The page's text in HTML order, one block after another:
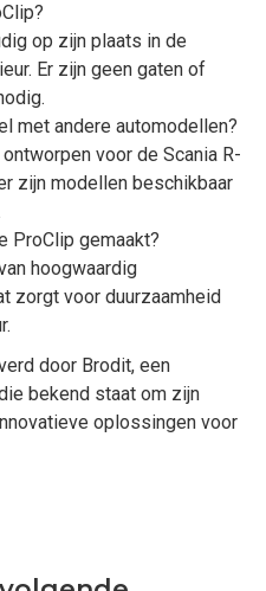
op zijn plaats in de
Er zijn geen gaten of
met andere automodellen?
voor de Scania R-
zijn modellen beschikbaar
ProClip gemaakt?
hoogwaardig
zorgt voor duurzaamheid
door Brodit, een
bekend staat om zijn
oplossingen voor